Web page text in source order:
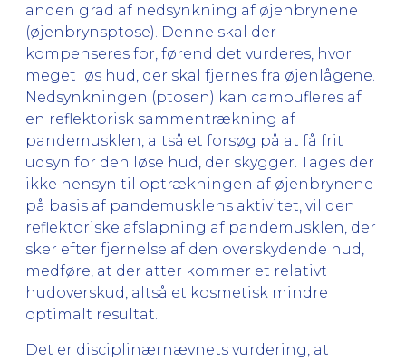
anden grad af nedsynkning af øjenbrynene
(øjenbrynsptose). Denne skal der
kompenseres for, førend det vur­deres, hvor
meget løs hud, der skal fjernes fra øjenlågene.
Nedsynkningen (ptosen) kan camoufleres af
en reflek­to­risk sammentrækning af
pandemusklen, altså et forsøg på at få frit
udsyn for den løse hud, der skygger. Tages der
ikke hensyn til optrækningen af øjenbrynene
på basis af pandemusklens aktivitet, vil den
reflektoriske afslapning af pandemusklen, der
sker efter fjernelse af den oversky­dende hud,
med­føre, at der atter kommer et relativt
hudoverskud, altså et kosmetisk mindre
optimalt resultat.
Det er disciplinærnævnets vurdering, at